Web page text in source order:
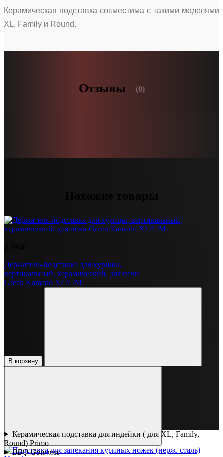
Керамическая подставка совместима с такими моделями
XL, Family и Round.
Отзывы (0)
Держатель-подставка для курицы,
вертикальный, керамический, для печи
Green Kamado XL/L/M
В корзину
Керамическая подставка для индейки ( для XL, Family,
Round) Primo
BBQ Gourmet